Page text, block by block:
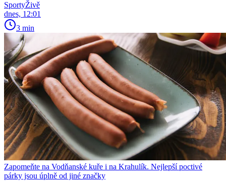
SportyŽivě
dnes, 12:01
3 min
Zapomeňte na Vodňanské kuře i na Krahulík. Nejlepší poctivé
párky jsou úplně od jiné značky